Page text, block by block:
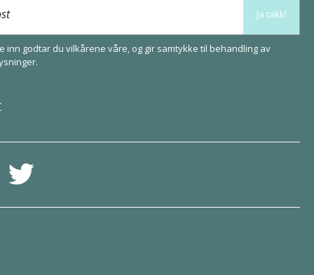
Ja takk!
inn godtar du vilkårene våre, og gir samtykke til behandling av
.